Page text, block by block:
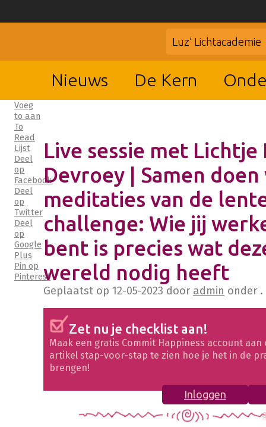
Luz’ Lichtacademie
Nieuws De Kern
Voeg
to aan
To
Read
Lijst
Deel
op
Facebook
Deel
op
Twitter
Deel
op
Google
Plus
Pin op
Pinterest
Live sessie met Lichtje
Devroey | Samen doen
meditaties van de
challenge: Wie jij
bent is precies wat
wereld nodig heeft
Geplaatst op 12-05-2023 door admin onder .
Zet nu je checklist aan!
Maak een gratis Commit Happiness account
artikel stap-voor-stap te zien hoe je het in de
brengen!
Inloggen